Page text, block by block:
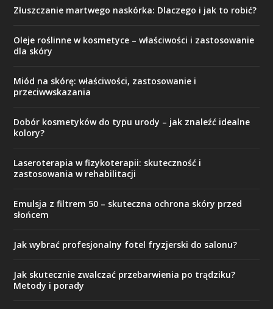
Złuszczanie martwego naskórka: Dlaczego i jak to robić?
Oleje roślinne w kosmetyce – właściwości i zastosowanie
dla skóry
Miód na skórę: właściwości, zastosowanie i
przeciwwskazania
Dobór kosmetyków do typu urody – jak znaleźć idealne
kolory?
Laseroterapia w fizykoterapii: skuteczność i
zastosowania w rehabilitacji
Emulsja z filtrem 50 – skuteczna ochrona skóry przed
słońcem
Jak wybrać profesjonalny fotel fryzjerski do salonu?
Jak skutecznie zwalczać przebarwienia po trądziku?
Metody i porady